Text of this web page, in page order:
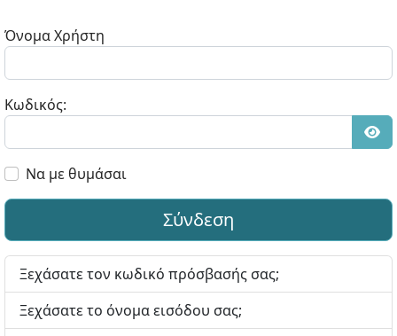
Όνομα Χρήστη
Κωδικός:
Να με θυμάσαι
Σύνδεση
Ξεχάσατε τον κωδικό πρόσβασής σας;
Ξεχάσατε το όνομα εισόδου σας;